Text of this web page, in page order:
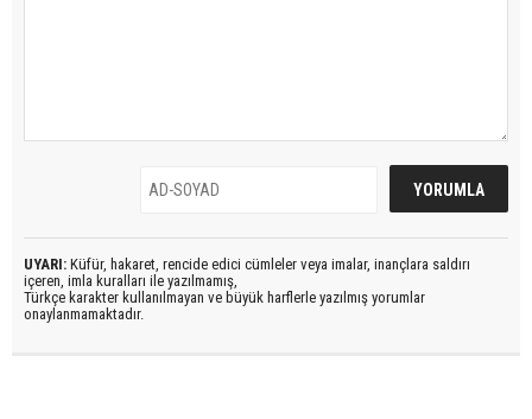
UYARI: Küfür, hakaret, rencide edici cümleler veya imalar, inançlara saldırı
içeren, imla kuralları ile yazılmamış,
Türkçe karakter kullanılmayan ve büyük harflerle yazılmış yorumlar
onaylanmamaktadır.